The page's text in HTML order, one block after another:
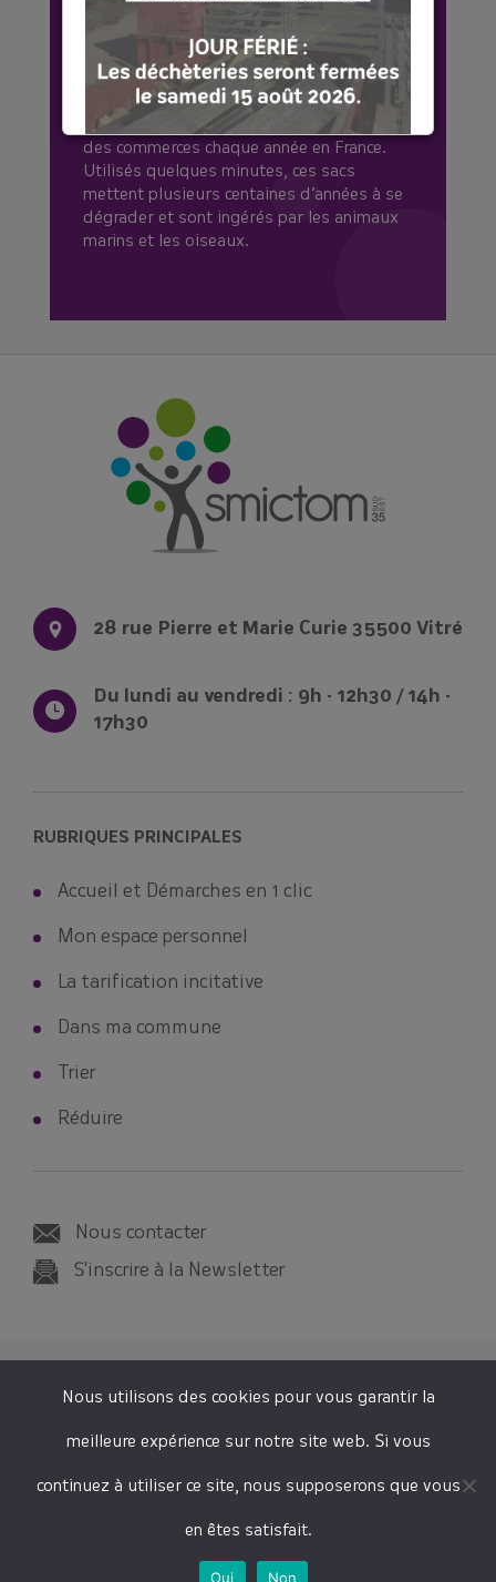
[COMPOSTAGE♻️]
🤔Réduire vos déchets à la maison ? Rien
de plus simple avec le compostage ! 💡
👉Samedi 12 septembre à Vitré
👉 Samedi 10 octobre à Retiers
📣+ Une nouvelle date : Samedi 14
novembre à Châteaubourg
Réservez votre composteur en cliquant
distribution, à titre onéreux ou gratuit, des
sacs de caisse en plastique à usage unique
destinés à l’emballage de marchandises
dans les points de vente. Avant
l'interdiction, 5 milliards de sacs plastique
à usage unique étaient distribués en caisse
des commerces chaque année en France.
Utilisés quelques minutes, ces sacs
mettent plusieurs centaines d’années à se
dégrader et sont ingérés par les animaux
marins et les oiseaux.
28 rue Pierre et Marie Curie 35500 Vitré
Du lundi au vendredi : 9h - 12h30 / 14h -
17h30
RUBRIQUES PRINCIPALES
Accueil et Démarches en 1 clic
Mon espace personnel
La tarification incitative
Dans ma commune
Trier
Réduire
Nous contacter
S'inscrire à la Newsletter
© 2026 SMICTOM SUD-EST 35
Plan du site
Nous utilisons des cookies pour vous garantir la
meilleure expérience sur notre site web. Si vous
continuez à utiliser ce site, nous supposerons que vous
en êtes satisfait.
Oui Non